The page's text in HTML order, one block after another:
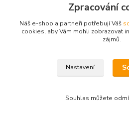
Veronika Holasová Schejbalová
+420 777 153 450
(Po-Pá, 8-16 hod.)
Zpracování
Náš e-shop a partneři potřebují Váš
cookies, aby Vám mohli zobrazovat
zájmů.
Nastavení
Souhlas můžete